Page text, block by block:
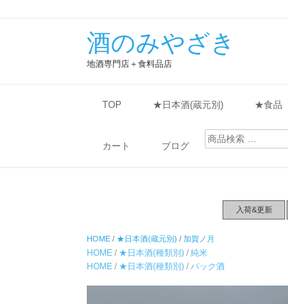
酒のみやざき
地酒専門店＋食料品店
TOP ★日本酒(蔵元別) ★食品
カート ブログ
検
索
入荷&更新
HOME / ★日本酒(蔵元別) / 加賀ノ月
HOME / ★日本酒(種類別) / 純米
HOME / ★日本酒(種類別) / パック酒